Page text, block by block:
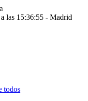
las 15:36:55 - Madrid
todos